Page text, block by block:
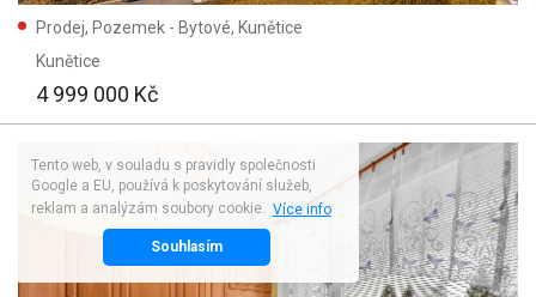
Tento web, v souladu s pravidly společnosti
Google a EU, používá k poskytování služeb,
reklam a analýzám soubory cookie. Více info
Souhlasím
Prodej, Pozemek - Bytové, Kunětice
Kunětice
4 999 000 Kč